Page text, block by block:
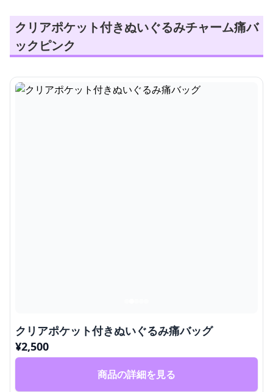
クリアポケット付きぬいぐるみチャーム痛バ
ックピンク
クリアポケット付きぬいぐるみ痛バッグ
¥2,500
商品の詳細を見る